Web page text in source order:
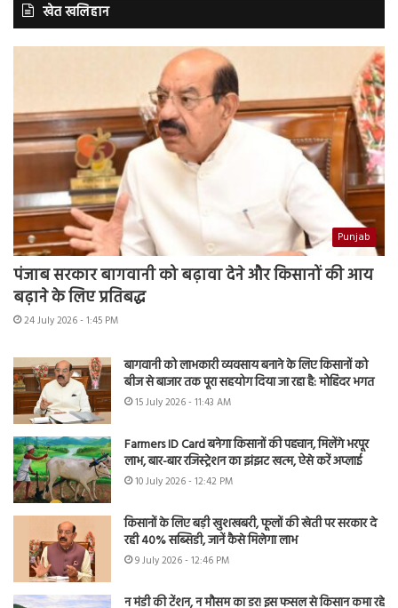
खेत खलिहान
Punjab
पंजाब सरकार बागवानी को बढ़ावा देने और किसानों की आय
बढ़ाने के लिए प्रतिबद्ध
24 July 2026 - 1:45 PM
बागवानी को लाभकारी व्यवसाय बनाने के लिए किसानों को
बीज से बाजार तक पूरा सहयोग दिया जा रहा है: मोहिंदर भगत
15 July 2026 - 11:43 AM
Farmers ID Card बनेगा किसानों की पहचान, मिलेंगे भरपूर
लाभ, बार-बार रजिस्ट्रेशन का झंझट खत्म, ऐसे करें अप्लाई
10 July 2026 - 12:42 PM
किसानों के लिए बड़ी खुशखबरी, फूलों की खेती पर सरकार दे
रही 40% सब्सिडी, जानें कैसे मिलेगा लाभ
9 July 2026 - 12:46 PM
न मंडी की टेंशन, न मौसम का डर! इस फसल से किसान कमा रहे